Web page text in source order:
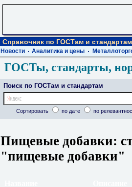
Справочник по ГОСТам и стандартам
Новости Аналитика и цены
ГОСТы, стандарты,
Поиск по ГОСТам и стандартам
Сортировать по дате по
Пищевые добавки:
"пищевые добавки"